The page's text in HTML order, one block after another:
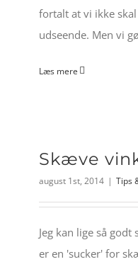
fortalt at vi ikke
udseende. Men vi
Læs mere
Skæve
august 1st, 2014 | Tips
Jeg kan lige så godt
er en 'sucker' for